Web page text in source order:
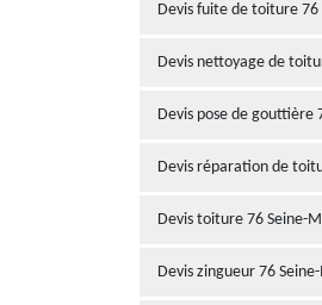
Devis fuite de toiture
Devis nettoyage de
Devis pose de gouttière
Devis réparation de
Devis toiture 76 Seine-
Devis zingueur 76